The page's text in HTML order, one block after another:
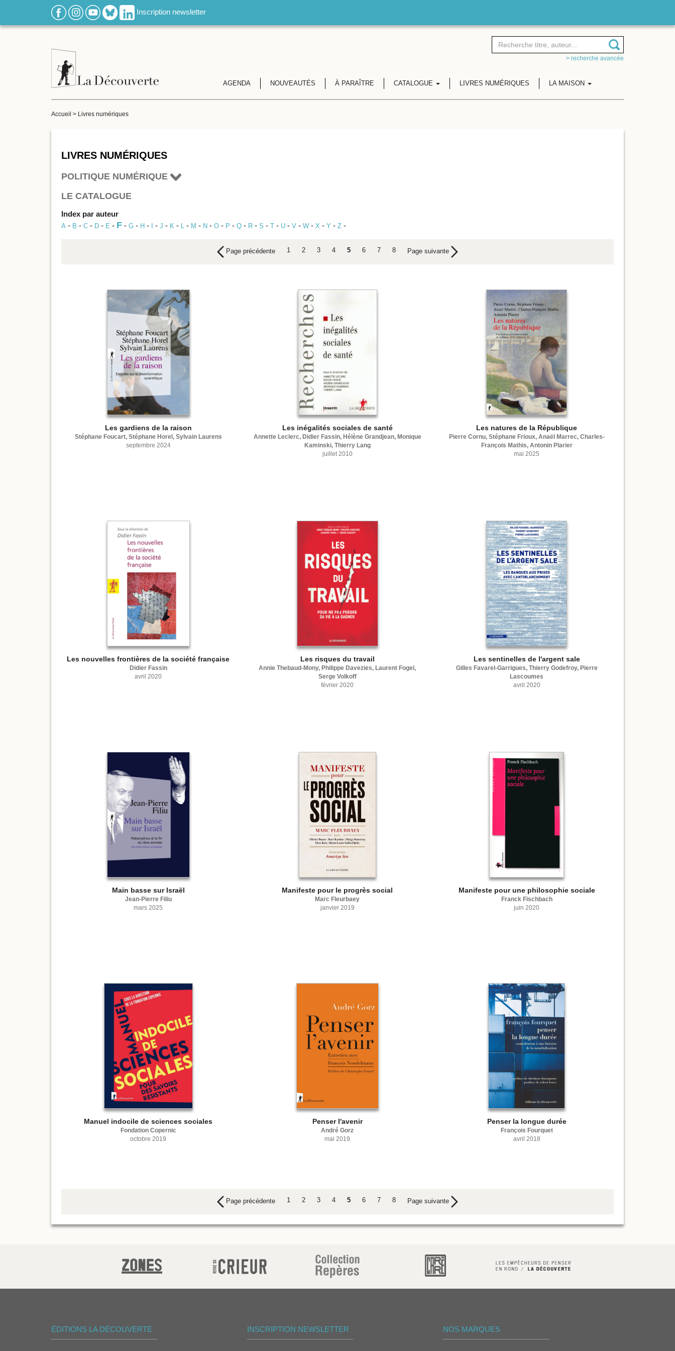
Inscription newsletter
> recherche avancée
AGENDA NOUVEAUTÉS À PARAÎTRE CATALOGUE LIVRES NUMÉRIQUES LA MAISON
Accueil > Livres numériques
LIVRES NUMÉRIQUES
POLITIQUE NUMÉRIQUE
LE CATALOGUE
Index par auteur
A - B - C - D - E - F - G - H - - J - K - L - M - N - O - P - Q - R - S - T - U - V - W - X - Y - Z -
Page précédente 1 2 3 4 5 6 7 8 Page suivante
Les gardiens de la raison
Stéphane Foucart, Stéphane Horel, Sylvain Laurens
septembre 2024
Les inégalités sociales de santé
Annette Leclerc, Didier Fassin, Hélène Grandjean, Monique
Kaminski, Thierry Lang
juillet 2010
Les natures de la République
Pierre Cornu, Stéphane Frioux, Anaël Marrec, Charles-
François Mathis, Antonin Plarier
mai 2025
Les nouvelles frontières de la société française
Didier Fassin
avril 2020
Les risques du travail
Annie Thebaud-Mony, Philippe Davezies, Laurent Fogel,
Serge Volkoff
février 2020
Les sentinelles de l'argent sale
Gilles Favarel-Garrigues, Thierry Godefroy, Pierre
Lascoumes
avril 2020
Main basse sur Israël
Jean-Pierre Filiu
mars 2025
Manifeste pour le progrès social
Marc Fleurbaey
janvier 2019
Manifeste pour une philosophie sociale
Franck Fischbach
juin 2020
Manuel indocile de sciences sociales
Fondation Copernic
octobre 2019
Penser l'avenir
André Gorz
mai 2019
Penser la longue durée
François Fourquet
avril 2018
Page précédente 1 2 3 4 5 6 7 8 Page suivante
ÉDITIONS LA DÉCOUVERTE INSCRIPTION NEWSLETTER NOS MARQUES